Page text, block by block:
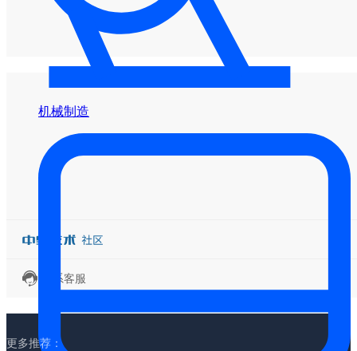
机械制造
联系客服
更多推荐：